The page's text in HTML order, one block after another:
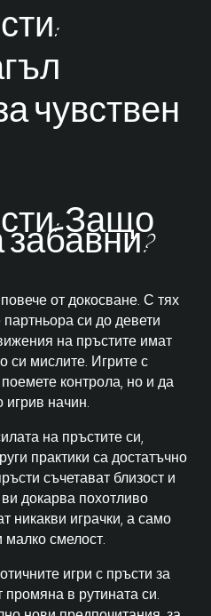
чувствен
Защо
забавни?
от докосване. С тях
си до девети
на пръстите имат
си мислите. Игрите с
контрола, но и да
начин.
на пръстите си,
практики са достатъчно
съчетават близост и
докарва похотливо
никакви играчки, а само
малко смелост.
игри с пръсти за
в рутината си.